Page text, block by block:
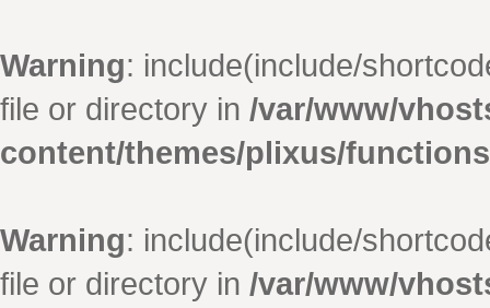
Warning: include(include/
file or directory in /var/www/
content/themes/plixus/
Warning: include(include/
file or directory in /var/www/